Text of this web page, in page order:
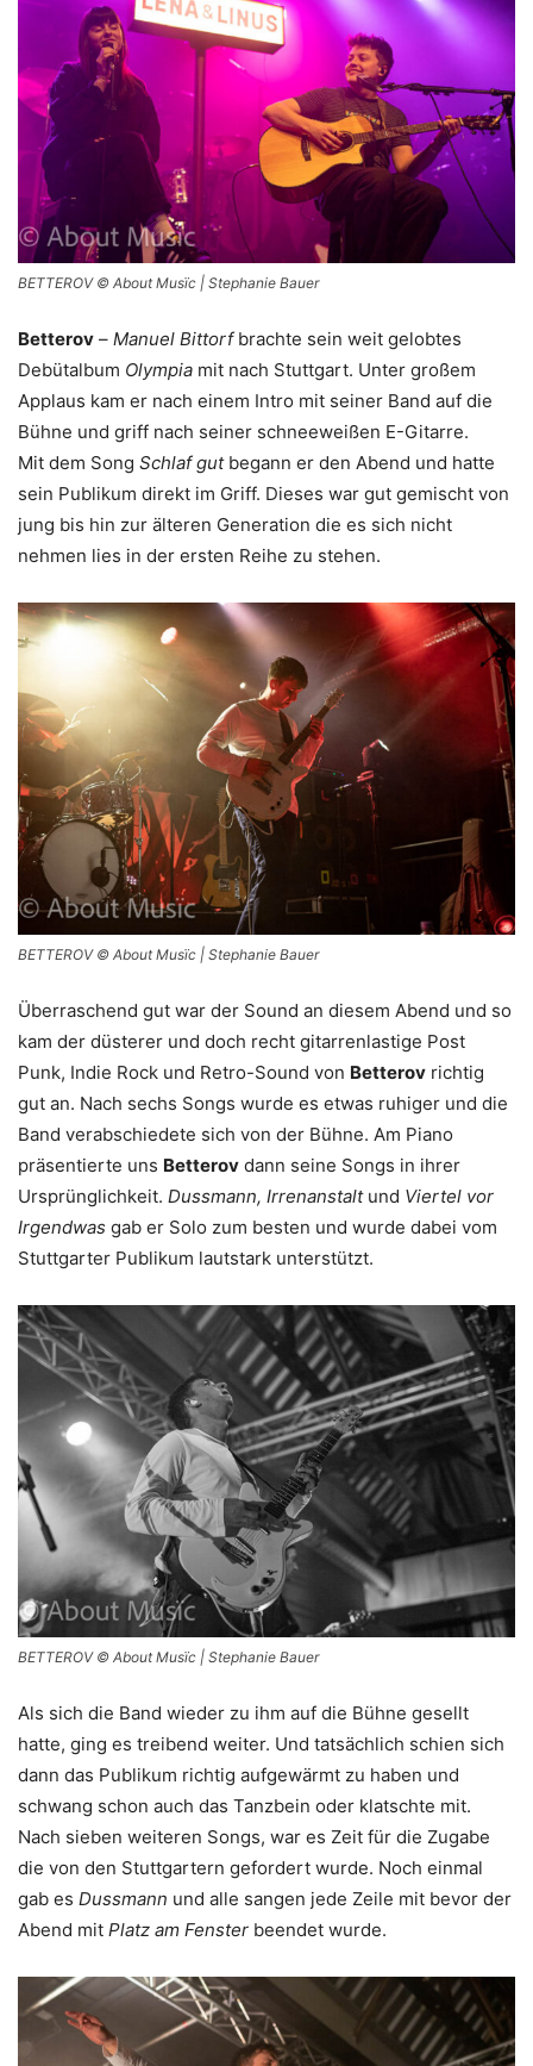
BETTEROV © About Musïc | Stephanie Bauer
Betterov – Manuel Bittorfbrachte sein weit gelobtes
Debütalbum Olympia mit nach Stuttgart. Unter großem
Applaus kam er nach einem Intro mit seiner Band auf die
Bühne und griff nach seiner schneeweißen E-Gitarre.
Mit dem Song Schlaf gutbegann er den Abend und hatte
sein Publikum direkt im Griff. Dieses war gut gemischt von
jung bis hin zur älteren Generation die es sich nicht
nehmen lies in der ersten Reihe zu stehen.
BETTEROV © About Musïc | Stephanie Bauer
Überraschend gut war der Sound an diesem Abend und so
kam der düsterer und doch recht gitarrenlastige Post
Punk, Indie Rock und Retro-Sound von Betterov richtig
gut an. Nach sechs Songs wurde es etwas ruhiger und die
Band verabschiedete sich von der Bühne. Am Piano
präsentierte uns Betterov dann seine Songs in ihrer
Ursprünglichkeit. Dussmann, Irrenanstaltund Viertel vor
Irgendwas gab er Solo zum besten und wurde dabei vom
Stuttgarter Publikum lautstark unterstützt.
BETTEROV © About Musïc | Stephanie Bauer
Als sich die Band wieder zu ihm auf die Bühne gesellt
hatte, ging es treibend weiter. Und tatsächlich schien sich
dann das Publikum richtig aufgewärmt zu haben und
schwang schon auch das Tanzbein oder klatschte mit.
Nach sieben weiteren Songs, war es Zeit für die Zugabe
die von den Stuttgartern gefordert wurde. Noch einmal
gab es Dussmann und alle sangen jede Zeile mit bevor der
Abend mit Platz am Fenster beendet wurde.